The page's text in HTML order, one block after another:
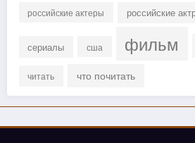
российские актеры российские
сериалы сша фильм
читать что почитать